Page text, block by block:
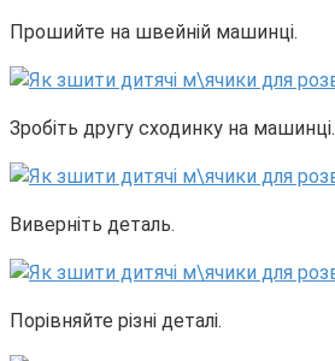
Прошийте на швейній машинці.
Зробіть другу сходинку на машинці.
Виверніть деталь.
Порівняйте різні деталі.